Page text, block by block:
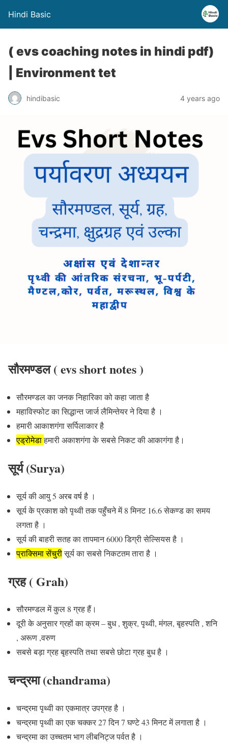
Hindi Basic
( evs coaching notes in hindi pdf)
| Environment tet
hindibasic 4 years ago
सौरमण्डल( evs short notes )
सौरमण्डल का जनकनिहारिकाको कहा जाता है
महाविस्फोट का सिद्धान्तजार्ज लैमिन्तेयरने दिया है ।
हमारी आकाशगंगा सर्पिलाकार है
एड्रोमेडाहमारी अकाशगंगा के सबसे निकट की आकागंगा है।
सूर्य (Surya)
सूर्य की आयु 5 अरब वर्ष है ।
सूर्य के प्रकाश को पृथ्वी तक पहुँचने में 8 मिनट 16.6 सेकण्ड का समय
लगता है ।
सूर्य की बाहरी सतह का तापमान 6000 डिग्री सेल्सियस है ।
प्राक्सिमा सेंचुरीसूर्य का सबसे निकटतम तारा है ।
ग्रह ( Grah)
सौरमण्डल में कुल 8 ग्रह हैं।
दूरी के अनुसार ग्रहों का क्रम – बुध , शुक्र, पृथ्वी, मंगल, बृहस्पति , शनि
, अरूण ,वरुण
सबसे बड़ा ग्रह बृहस्पति तथासबसे छोटा ग्रह बुधहै ।
चन्द्रमा (chandrama)
चन्द्रमा पृथ्वी का एकमात्र उपग्रह है ।
चन्द्रमा पृथ्वी का एक चक्कर 27 दिन 7 घण्टे 43 मिनट में लगाता है ।
चन्द्रमा का उच्चतम भागलीबनिट्जपर्वत है ।